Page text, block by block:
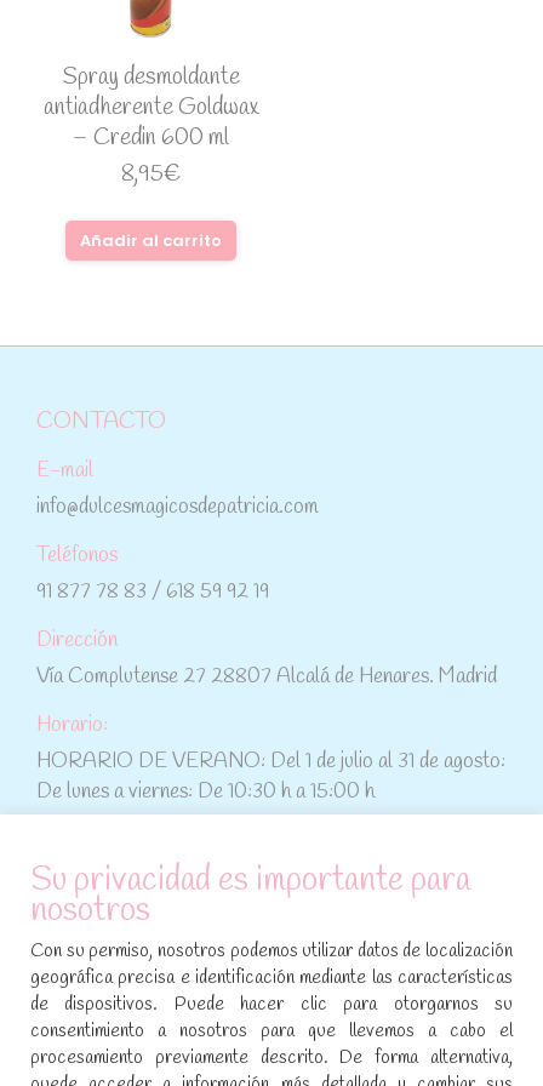
Spray desmoldante
antiadherente Goldwax
– Credin 600 ml
8,95€
Añadir al carrito
CONTACTO
E-mail
info@dulcesmagicosdepatricia.com
Teléfonos
91 877 78 83 / 618 59 92 19
Dirección
Vía Complutense 27 28807 Alcalá de Henares. Madrid
Horario:
HORARIO DE VERANO: Del 1 de julio al 31 de agosto:
De lunes a viernes: De 10:30 h a 15:00 h
ATENCIÓN AL CLIENTE
Condiciones de compra
Aviso legal y política de privacidad
Política de cookies
Su privacidad es importante para
nosotros
Con su permiso, nosotros podemos utilizar datos de localización
geográfica precisa e identificación mediante las características
de dispositivos. Puede hacer clic para otorgarnos su
consentimiento a nosotros para que llevemos a cabo el
procesamiento previamente descrito. De forma alternativa,